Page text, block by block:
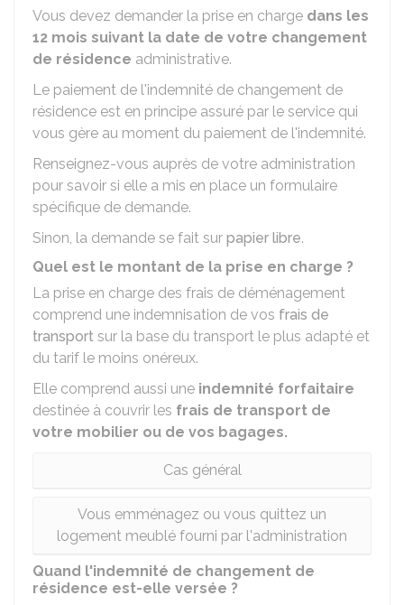
Vous devez demander la prise en charge dans les
12 mois suivant la date de votre changement
de résidence administrative.
Le paiement de l'indemnité de changement de
résidence est en principe assuré par le service qui
vous gère au moment du paiement de l'indemnité.
Renseignez-vous auprès de votre administration
pour savoir si elle a mis en place un formulaire
spécifique de demande.
Sinon, la demande se fait sur papier libre.
Quel est le montant de la prise en charge ?
La prise en charge des frais de déménagement
comprend une indemnisation de vos frais de
transport sur la base du transport le plus adapté et
du tarif le moins onéreux.
Elle comprend aussi une indemnité forfaitaire
destinée à couvrir les frais de transport de
votre mobilier ou de vos bagages.
Cas général
Vous emménagez ou vous quittez un
logement meublé fourni par l'administration
Quand l'indemnité de changement de
résidence est-elle versée ?